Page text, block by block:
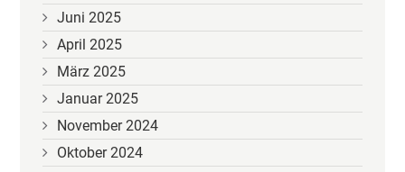
Juni 2025
April 2025
März 2025
Januar 2025
November 2024
Oktober 2024